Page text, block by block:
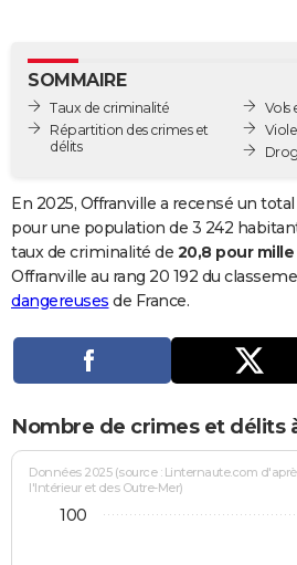
GUIDES D'ACHAT
BONS PLANS
Carte de Noël
Carte Bonne année
Carte Saint-Valentin
Carte Pâques
Carte d'anniversaire
DICTIONNAIRE
Dictionnaire
Biographies
Citations
Expressions
Proverbes
PROGRAMME TV
COPAINS D'AVANT
S'inscrire
Se connecter
Lycées
Collèges
Primaires
Universités
Entreprises
Service militaire
Avis de recherche
AVIS DE DÉCÈS
FORUM
Bricolage
Lifestyle
Culture
Sport
Auto
Television
Voyage
Cinema
SOMMAIRE
Taux de criminalité
Répartition des crimes et
délits
Vols
En 2025, Offranville a recensé un
pour une population de 3 242
taux de criminalité de 20,8 pour
Offranville au rang 20 192 du
dangereuses de France.
Nombre de crimes et délits
Données 2025 (source : Linternaute.com
l'Intérieur et des Outre-Mer)
100